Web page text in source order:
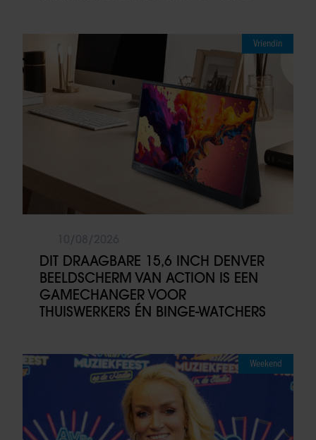
Vriendin
DIT DRAAGBARE 15,6 INCH DENVER
BEELDSCHERM VAN ACTION IS EEN
GAMECHANGER VOOR
THUISWERKERS ÉN BINGE-WATCHERS
Weekend